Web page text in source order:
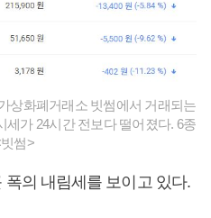
상화폐거래소 빗썸에서 거래되는
세가 24시간 전보다 떨어졌다. 6종
썸>
의 내림세를 보이고 있다.